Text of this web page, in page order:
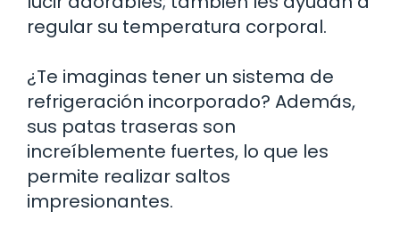
regular su temperatura corporal.
¿Te imaginas tener un sistema de
refrigeración incorporado? Además,
sus patas traseras son
increíblemente fuertes, lo que les
permite realizar saltos
impresionantes.